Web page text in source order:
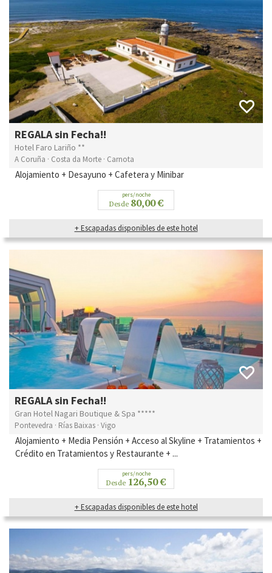
REGALA sin Fecha!!
Hotel Faro Lariño **
A Coruña · Costa da Morte · Carnota
Alojamiento + Desayuno + Cafetera y Minibar
pers/noche
Desde 80,00 €
+ Escapadas disponibles de este hotel
REGALA sin Fecha!!
Gran Hotel Nagari Boutique & Spa *****
Pontevedra · Rías Baixas · Vigo
Alojamiento + Media Pensión + Acceso al Skyline + Tratamientos +
Crédito en Tratamientos y Restaurante + ...
pers/noche
Desde 126,50 €
+ Escapadas disponibles de este hotel